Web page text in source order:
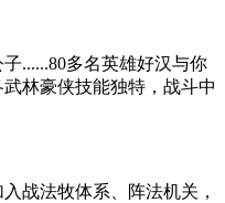
......80多名英雄好汉与你
林豪侠技能独特，战斗中
战法牧体系、阵法机关，